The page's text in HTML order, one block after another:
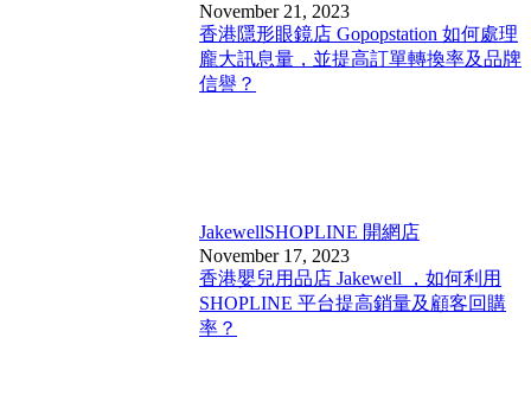
November 21, 2023
香港隱形眼鏡店 Gopopstation 如何處理
龐大訊息量，並提高訂單轉換率及品牌
信譽？
JakewellSHOPLINE 開網店
November 17, 2023
香港嬰兒用品店 Jakewell ，如何利用
SHOPLINE 平台提高銷量及顧客回購
率？